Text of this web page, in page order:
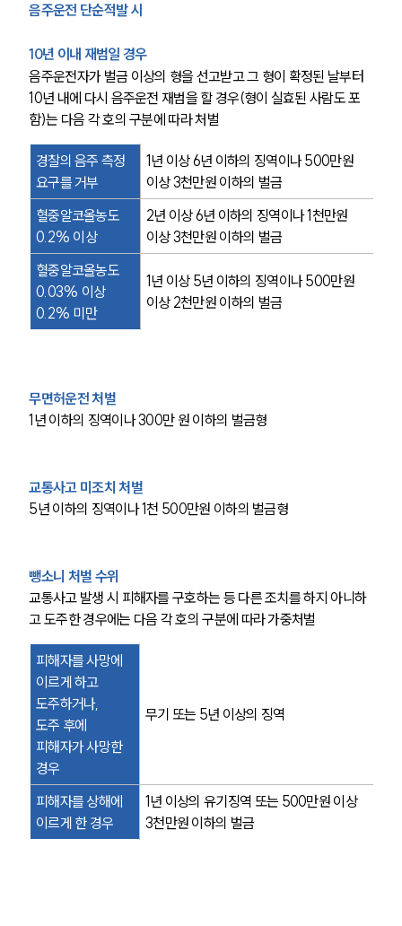
음주운전 단순적발 시
10년 이내 재범일 경우
음주운전자가 벌금 이상의 형을 선고받고 그 형이 확정된 날부터
10년 내에 다시 음주운전 재범을 할 경우(형이 실효된 사람도 포
함)는 다음 각 호의 구분에 따라 처벌
경찰의 음주 측정
요구를 거부
1년 이상 6년 이하의 징역이나 500만원
이상 3천만원 이하의 벌금
혈중알코올농도
0.2% 이상
2년 이상 6년 이하의 징역이나 1천만원
이상 3천만원 이하의 벌금
혈중알코올농도
0.03% 이상
0.2% 미만
1년 이상 5년 이하의 징역이나 500만원
이상 2천만원 이하의 벌금
무면허운전 처벌
1년 이하의 징역이나 300만 원 이하의 벌금형
교통사고 미조치 처벌
5년 이하의 징역이나 1천 500만원 이하의 벌금형
뺑소니 처벌 수위
교통사고 발생 시 피해자를 구호하는 등 다른 조치를 하지 아니하
고 도주한 경우에는 다음 각 호의 구분에 따라 가중처벌
피해자를 사망에
이르게 하고
도주하거나,
도주 후에
피해자가 사망한
경우
무기 또는 5년 이상의 징역
피해자를 상해에
이르게 한 경우
1년 이상의 유기징역 또는 500만원 이상
3천만원 이하의 벌금